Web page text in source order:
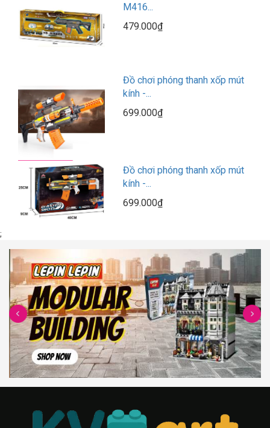
M416...
479.000₫
Đồ chơi phóng thanh xốp mút
kính -...
699.000₫
Đồ chơi phóng thanh xốp mút
kính -...
699.000₫
;